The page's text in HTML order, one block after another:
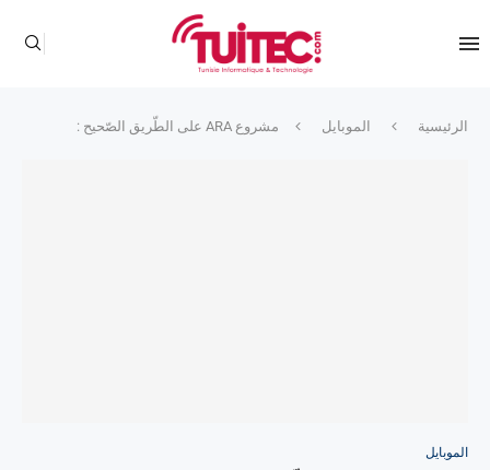
الرئيسية الموبايل مشروع ARA على الطّريق الصّحيح :
الموبايل